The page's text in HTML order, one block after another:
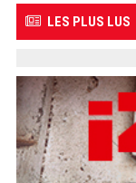
LES PLUS LUS